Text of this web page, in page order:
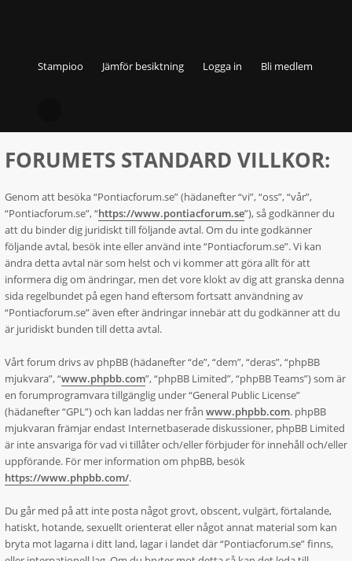
Stampioo Jämför besiktning Logga in Bli medlem
FORUMETS STANDARD VILLKOR:
Genom att besöka “Pontiacforum.se” (hädanefter “vi”, “oss”, “vår”,
“Pontiacforum.se”, “https://www.pontiacforum.se”), så godkänner du
att du binder dig juridiskt till följande avtal. Om du inte godkänner
följande avtal, besök inte eller använd inte “Pontiacforum.se”. Vi kan
ändra detta avtal när som helst och vi kommer att göra allt för att
informera dig om ändringar, men det vore klokt av dig att granska denna
sida regelbundet på egen hand eftersom fortsatt användning av
“Pontiacforum.se” även efter ändringar innebär att du godkänner att du
är juridiskt bunden till detta avtal.
Vårt forum drivs av phpBB (hädanefter “de”, “dem”, “deras”, “phpBB
mjukvara”, “www.phpbb.com”, “phpBB Limited”, “phpBB Teams”) som är
en forumprogramvara tillgänglig under “General Public License”
(hädanefter “GPL”) och kan laddas ner från www.phpbb.com. phpBB
mjukvaran främjar endast Internetbaserade diskussioner, phpBB Limited
är inte ansvariga för vad vi tillåter och/eller förbjuder för innehåll och/eller
uppförande. För mer information om phpBB, besök
https://www.phpbb.com/.
Du går med på att inte posta något grovt, obscent, vulgärt, förtalande,
hatiskt, hotande, sexuellt orienterat eller något annat material som kan
bryta mot lagarna i ditt land, lagar i landet där “Pontiacforum.se” finns,